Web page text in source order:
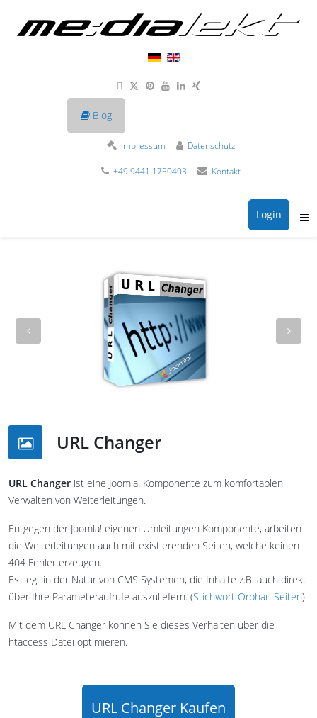
Blog
Impressum Datenschutz
+49 9441 1750403 Kontakt
Login
Previous
URL Changer
URL Changer ist eine Joomla! Komponente zum komfortablen
Verwalten von Weiterleitungen.
Entgegen der Joomla! eigenen Umleitungen Komponente, arbeiten
die Weiterleitungen auch mit existierenden Seiten, welche keinen
404 Fehler erzeugen.
Es liegt in der Natur von CMS Systemen, die Inhalte z.B. auch direkt
über Ihre Parameteraufrufe auszuliefern. (Stichwort Orphan Seiten)
Mit dem URL Changer können Sie dieses Verhalten über die
htaccess Datei optimieren.
URL Changer Kaufen